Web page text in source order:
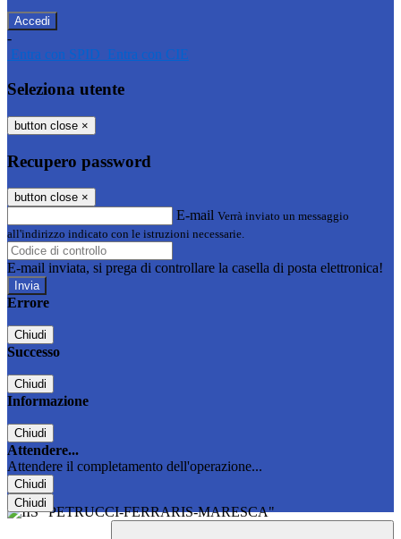
-
Entra con SPID Entra con CIE
Seleziona utente
button close ×
Recupero password
button close ×
E-mail Verrà inviato un messaggio
all'indirizzo indicato con le istruzioni necessarie.
E-mail inviata, si prega di controllare la casella di posta elettronica!
Errore
Chiudi
Successo
Chiudi
Informazione
Chiudi
Attendere...
Attendere il completamento dell'operazione...
Chiudi
Chiudi